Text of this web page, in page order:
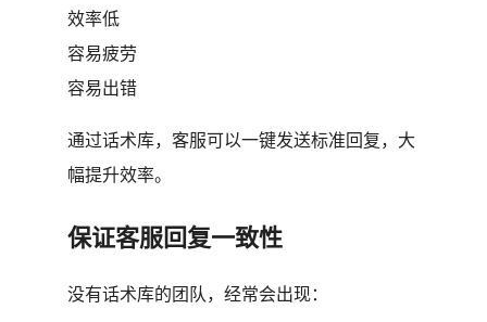
效率低
容易疲劳
容易出错
通过话术库，客服可以一键发送标准回复，大
幅提升效率。
保证客服回复一致性
没有话术库的团队，经常会出现：